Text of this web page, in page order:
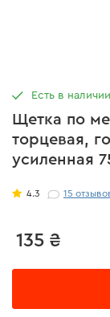
Щетка по
торцевая,
усиленная
4.3 15
135 ₴
Есть в наличии